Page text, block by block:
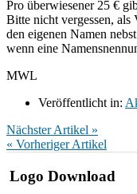
Pro überwiesener 25 €
Bitte nicht vergessen,
den eigenen Namen
wenn eine
MWL
Veröffentlicht in:
Nächster Artikel »
« Vorheriger Artikel
Logo Download